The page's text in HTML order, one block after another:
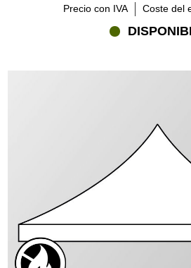
Precio con IVA Coste del